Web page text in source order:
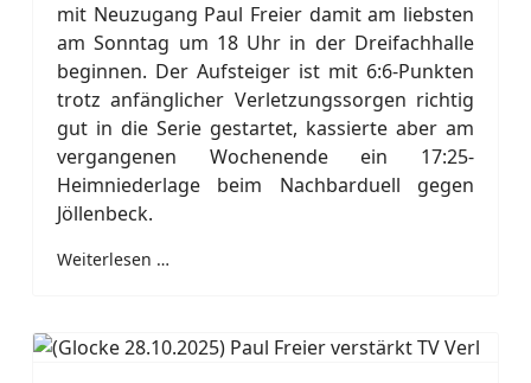
mit Neuzugang Paul Freier damit am liebsten
am Sonntag um 18 Uhr in der Dreifachhalle
beginnen. Der Aufsteiger ist mit 6:6-Punkten
trotz anfänglicher Verletzungssorgen richtig
gut in die Serie gestartet, kassierte aber am
vergangenen Wochenende ein 17:25-
Heimniederlage beim Nachbarduell gegen
Jöllenbeck.
Weiterlesen …